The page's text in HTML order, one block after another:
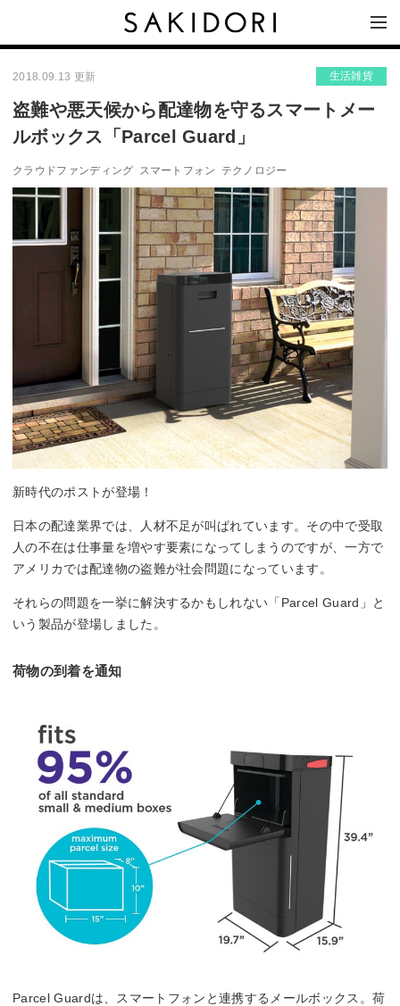
2018.09.13 更新 生活雑貨
盗難や悪天候から配達物を守るスマートメー
ルボックス「Parcel Guard」
クラウドファンディング スマートフォン テクノロジー
新時代のポストが登場！
日本の配達業界では、人材不足が叫ばれています。その中で受取
人の不在は仕事量を増やす要素になってしまうのですが、一方で
アメリカでは配達物の盗難が社会問題になっています。
それらの問題を一挙に解決するかもしれない「Parcel Guard」と
いう製品が登場しました。
荷物の到着を通知
Parcel Guardは、スマートフォンと連携するメールボックス。荷